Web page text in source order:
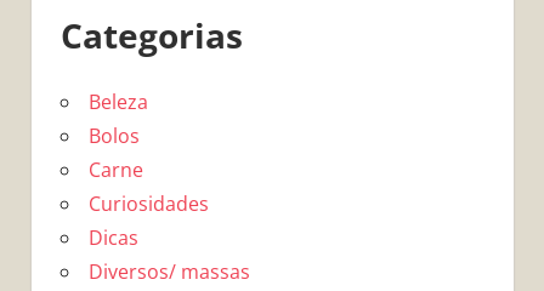
Categorias
Beleza
Bolos
Carne
Curiosidades
Dicas
Diversos/ massas